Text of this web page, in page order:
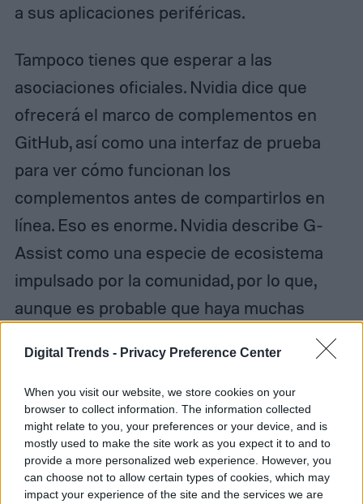
Digital Trends - Privacy Preference Center
When you visit our website, we store cookies on your
browser to collect information. The information collected
might relate to you, your preferences or your device, and is
mostly used to make the site work as you expect it to and to
provide a more personalized web experience. However, you
can choose not to allow certain types of cookies, which may
impact your experience of the site and the services we are
a sus aplicaciones periféricas.
Tampoco tienes que esperar a las
asociaciones oficiales. Nvidia dice que
ofrecerá el marco de complementos en
GitHub, así como una interfaz de prueba
para ver cómo funcionan los
complementos antes de compartirlos en
línea. Eso es enorme. Nvidia describe G-
Assist como una especie de ecosistema
impulsado por la comunidad, por lo que,
aunque es probable que haya muchas
actualizaciones para el asistente principal a
lo largo de su período beta, sospecho que
la mayor parte del crecimiento provendrá
de estos complementos de la comunidad.
Nvidia dice que también verás que G-
Assist aparece en otros lugares, o al menos